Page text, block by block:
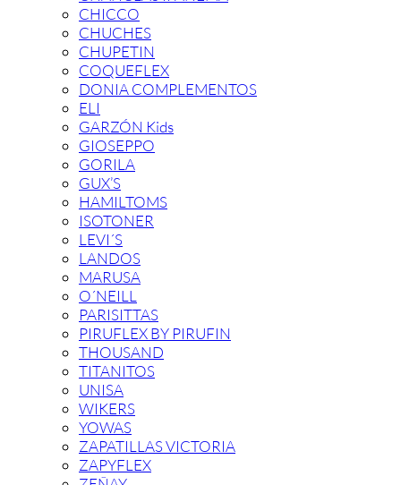
CHICCO
CHUCHES
CHUPETIN
COQUEFLEX
DONIA COMPLEMENTOS
ELI
GARZÓN Kids
GIOSEPPO
GORILA
GUX’S
HAMILTOMS
ISOTONER
LEVI´S
LANDOS
MARUSA
O´NEILL
PARISITTAS
PIRUFLEX BY PIRUFIN
THOUSAND
TITANITOS
UNISA
WIKERS
YOWAS
ZAPATILLAS VICTORIA
ZAPYFLEX